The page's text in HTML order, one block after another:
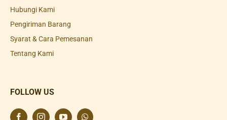
Hubungi Kami
Pengiriman Barang
Syarat & Cara Pemesanan
Tentang Kami
FOLLOW US